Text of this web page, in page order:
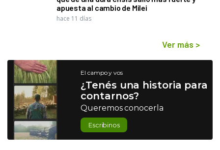
apuesta al cambio de Milei
hace 11 días
Ver más >
El campo y vos
¿Tenés una historia para
contarnos?
Queremos conocerla
Escribinos